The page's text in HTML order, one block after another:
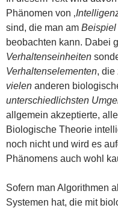
Phänomen von ‚
sind, die man am Beispiel
beobachten kann. Dabei
Verhaltenseinheiten
Verhaltenselementen, die
vielen anderen
unterschiedlichsten
allgemein akzeptierte,
Biologische Theorie
noch nicht und wird es
Phänomens auch wohl
Sofern man Algorithmen
Systemen hat, die mit